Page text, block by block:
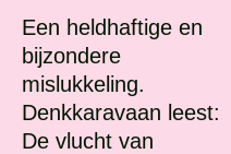
Een heldhaftige en
bijzondere
mislukkeling.
Denkkaravaan leest:
De vlucht van